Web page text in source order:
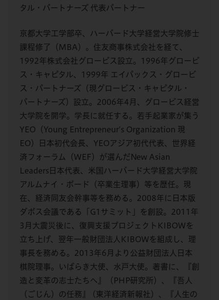
タル・パートナーズ 代表パートナー
京都大学工学部卒、ハーバード大学経営大学院修士
課程修了（MBA）。住友商事株式会社を経て、
1992年株式会社グロービス設立。1996年グロービ
ス・キャピタル、1999年 エイパックス・グロービ
ス・パートナーズ（現グロービス・キャピタル・
パートナーズ）設立。2006年4月、グロービス経営
大学院を開学。学長に就任する。若手起業家が集う
YEO（Young Entrepreneur's Organization 現
EO）日本初代会長、YEOアジア初代代表、世界経
済フォーラム（WEF）が選んだNew Asian
Leaders日本代表、米国ハーバード大学経営大学院
アルムナイ・ボード（卒業生理事）等を歴任。現
在、経済同友会幹事等を務める。2008年に日本版
ダボス会議である「G1サミット」を創設。2011年
3月大震災後に、復興支援プロジェクトKIBOWを
立ち上げ、翌年一般財団法人KIBOWを組成し、理
事長を務める。2013年6月より公益財団法人日本
棋院理事。いばらき大使、水戸大使。著書に、『創
造と変革の志士たちへ』（PHP研究所）、『吾人
（ごじん）の任務』 (東洋経済新報社）、『人生の